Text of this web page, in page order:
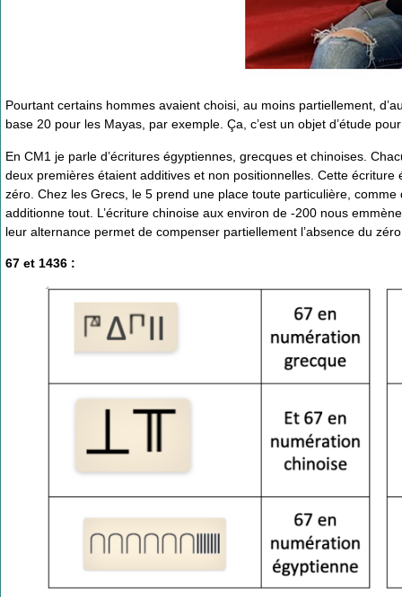
Pourtant certains hommes avaient choisi, au moins partiellement,
base 20 pour les Mayas, par exemple. Ça, c’est un objet d’étude
En CM1 je parle d’écritures égyptiennes, grecques et chinoises.
deux premières étaient additives et non positionnelles. Cette
zéro. Chez les Grecs, le 5 prend une place toute particulière,
additionne tout. L’écriture chinoise aux environ de -200 nous
leur alternance permet de compenser partiellement l’absence du
67 et 1436 :